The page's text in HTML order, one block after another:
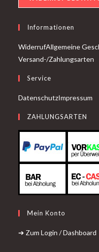
Informationen
WiderrufAllgemeine
Versand-/Zahlungsarten
Service
DatenschutzImpressum
ZAHLUNGSARTEN
Mein Konto
➔ Zum Login / Dashboard